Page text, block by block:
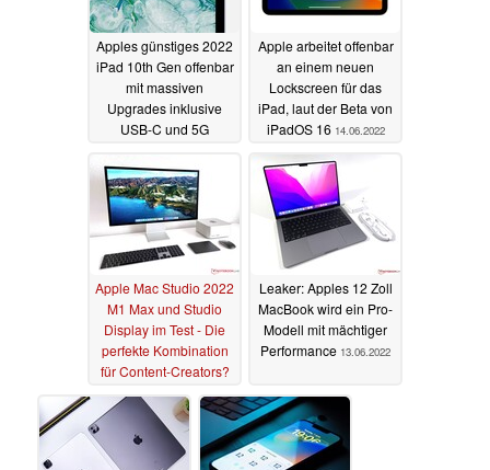
Apples günstiges 2022
iPad 10th Gen offenbar
mit massiven
Upgrades inklusive
USB-C und 5G
Apple arbeitet offenbar
an einem neuen
Lockscreen für das
iPad, laut der Beta von
iPadOS 16 14.06.2022
Apple Mac Studio 2022
M1 Max und Studio
Display im Test - Die
perfekte Kombination
für Content-Creators?
13.06.2022
Leaker: Apples 12 Zoll
MacBook wird ein Pro-
Modell mit mächtiger
Performance 13.06.2022